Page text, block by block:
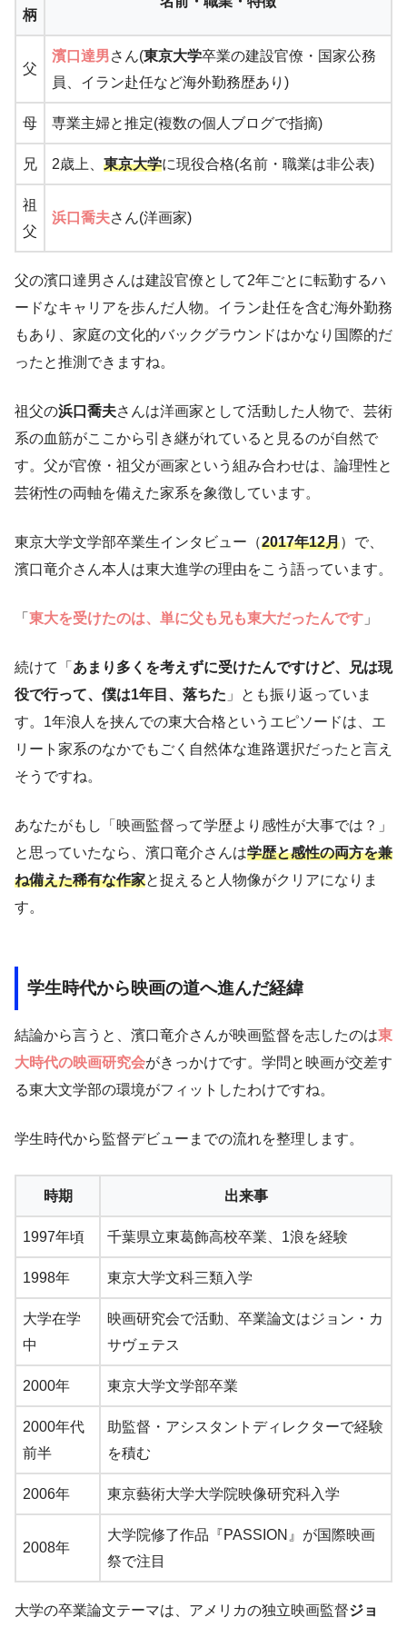
柄
父
濱口達男さん(東京大学卒業の建設官僚・国家公務
員、イラン赴任など海外勤務歴あり)
母 専業主婦と推定(複数の個人ブログで指摘)
兄 2歳上、 東京大学に現役合格(名前・職業は非公表)
祖
父
浜口喬夫さん(洋画家)
父の濱口達男さんは建設官僚として2年ごとに転勤するハ
ードなキャリアを歩んだ人物。イラン赴任を含む海外勤務
もあり、家庭の文化的バックグラウンドはかなり国際的だ
ったと推測できますね。
祖父の浜口喬夫さんは洋画家として活動した人物で、芸術
系の血筋がここから引き継がれていると見るのが自然で
す。父が官僚・祖父が画家という組み合わせは、論理性と
芸術性の両軸を備えた家系を象徴しています。
東京大学文学部卒業生インタビュー（2017年12月）で、
濱口竜介さん本人は東大進学の理由をこう語っています。
「 東大を受けたのは、単に父も兄も東大だったんです 」
続けて「 あまり多くを考えずに受けたんですけど、兄は現
役で行って、僕は1年目、落ちた 」とも振り返っていま
す。1年浪人を挟んでの東大合格というエピソードは、エ
リート家系のなかでもごく自然体な進路選択だったと言え
そうですね。
あなたがもし「映画監督って学歴より感性が大事では？」
と思っていたなら、濱口竜介さんは学歴と感性の両方を兼
ね備えた稀有な作家と捉えると人物像がクリアになりま
す。
学生時代から映画の道へ進んだ経緯
結論から言うと、濱口竜介さんが映画監督を志したのは東
大時代の映画研究会がきっかけです。学問と映画が交差す
る東大文学部の環境がフィットしたわけですね。
学生時代から監督デビューまでの流れを整理します。
時期 出来事
1997年頃 千葉県立東葛飾高校卒業、1浪を経験
1998年 東京大学文科三類入学
大学在学
中
映画研究会で活動、卒業論文はジョン・カ
サヴェテス
2000年 東京大学文学部卒業
2000年代
前半
助監督・アシスタントディレクターで経験
を積む
2006年 東京藝術大学大学院映像研究科入学
2008年
大学院修了作品『PASSION』が国際映画
祭で注目
大学の卒業論文テーマは、アメリカの独立映画監督ジョ